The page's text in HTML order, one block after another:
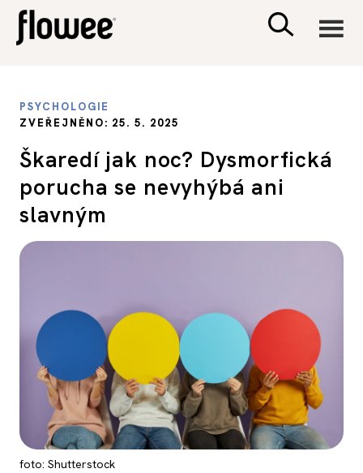
PSYCHOLOGIE
PORADNA
PSYCHOLOGIE
ZVEŘEJNĚNO: 25. 5. 2025
Škaredí jak noc? Dysmorfická
porucha se nevyhýbá ani
slavným
foto: Shutterstock